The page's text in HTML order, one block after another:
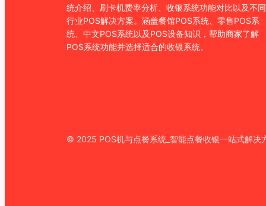
统介绍、刷卡机费率分析、收银系统功能对比以及不同
行业POS解决方案。涵盖餐馆POS系统、零售POS系
统、中文POS系统以及POS设备知识，帮助商家了解
POS系统功能并选择适合的收银系统。
© 2025 POS机与点餐系统_智能点餐收银一站式解决